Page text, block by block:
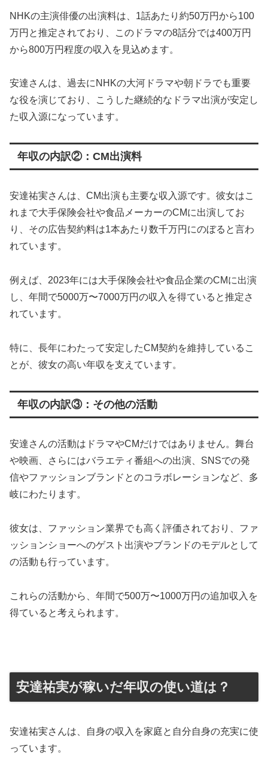
NHKの主演俳優の出演料は、1話あたり約50万円から100
万円と推定されており、このドラマの8話分では400万円
から800万円程度の収入を見込めます。
安達さんは、過去にNHKの大河ドラマや朝ドラでも重要
な役を演じており、こうした継続的なドラマ出演が安定し
た収入源になっています。
年収の内訳②：CM出演料
安達祐実さんは、CM出演も主要な収入源です。彼女はこ
れまで大手保険会社や食品メーカーのCMに出演してお
り、その広告契約料は1本あたり数千万円にのぼると言わ
れています。
例えば、2023年には大手保険会社や食品企業のCMに出演
し、年間で5000万〜7000万円の収入を得ていると推定さ
れています。
特に、長年にわたって安定したCM契約を維持しているこ
とが、彼女の高い年収を支えています。
年収の内訳③：その他の活動
安達さんの活動はドラマやCMだけではありません。舞台
や映画、さらにはバラエティ番組への出演、SNSでの発
信やファッションブランドとのコラボレーションなど、多
岐にわたります。
彼女は、ファッション業界でも高く評価されており、ファ
ッションショーへのゲスト出演やブランドのモデルとして
の活動も行っています。
これらの活動から、年間で500万〜1000万円の追加収入を
得ていると考えられます。
安達祐実が稼いだ年収の使い道は？
安達祐実さんは、自身の収入を家庭と自分自身の充実に使
っています。